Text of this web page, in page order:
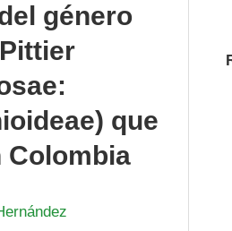
género
Pittier
que
Colombia